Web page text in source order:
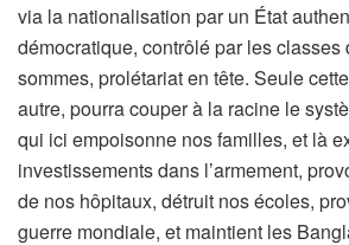
via la nationalisation par un État
démocratique, contrôlé par les
sommes, prolétariat en tête. Seule
autre, pourra couper à la racine le
qui ici empoisonne nos familles, et là
investissements dans l’armement,
de nos hôpitaux, détruit nos écoles,
guerre mondiale, et maintient les